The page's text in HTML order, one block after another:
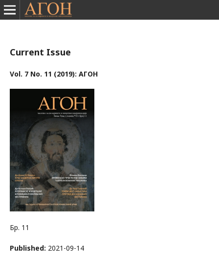
Current Issue
Vol. 7 No. 11 (2019): АГОН
Бр. 11
Published: 2021-09-14